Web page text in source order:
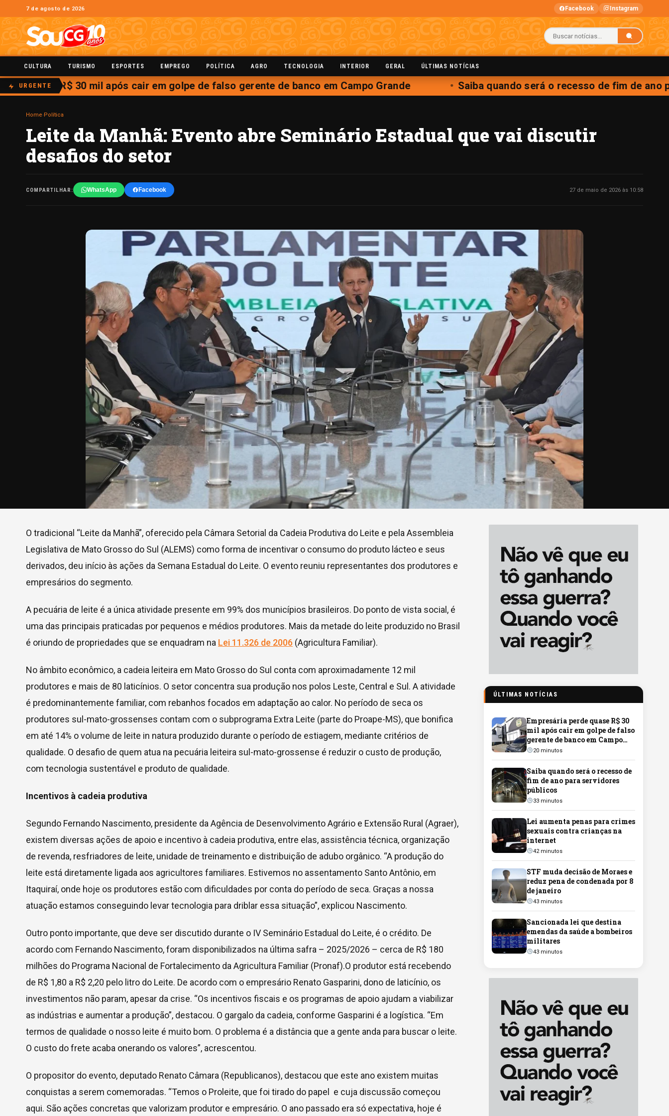
7 de agosto de 2026 Facebook Instagram
CULTURA TURISMO ESPORTES EMPREGO POLÍTICA AGRO TECNOLOGIA INTERIOR GERAL ÚLTIMAS NOTÍCIAS
URGENTE
quase R$ 30 mil após cair em golpe de falso gerente de banco em Campo Grande Saiba quando será o recesso de fim de ano
Home Política
Leite da Manhã: Evento abre Seminário Estadual que vai discutir
desafios do setor
COMPARTILHAR: WhatsApp Facebook 27 de maio de 2026 às 10:58
O tradicional “Leite da Manhã”, oferecido pela Câmara Setorial da Cadeia Produtiva do Leite e pela Assembleia
Legislativa de Mato Grosso do Sul (ALEMS) como forma de incentivar o consumo do produto lácteo e seus
derivados, deu início às ações da Semana Estadual do Leite. O evento reuniu representantes dos produtores e
empresários do segmento.
A pecuária de leite é a única atividade presente em 99% dos municípios brasileiros. Do ponto de vista social, é
uma das principais praticadas por pequenos e médios produtores. Mais da metade do leite produzido no Brasil
é oriundo de propriedades que se enquadram na Lei 11.326 de 2006 (Agricultura Familiar).
No âmbito econômico, a cadeia leiteira em Mato Grosso do Sul conta com aproximadamente 12 mil
produtores e mais de 80 laticínios. O setor concentra sua produção nos polos Leste, Central e Sul. A atividade
é predominantemente familiar, com rebanhos focados em adaptação ao calor. No período de seca os
produtores sul-mato-grossenses contam com o subprograma Extra Leite (parte do Proape-MS), que bonifica
em até 14% o volume de leite in natura produzido durante o período de estiagem, mediante critérios de
qualidade. O desafio de quem atua na pecuária leiteira sul-mato-grossense é reduzir o custo de produção,
com tecnologia sustentável e produto de qualidade.
Incentivos à cadeia produtiva
Segundo Fernando Nascimento, presidente da Agência de Desenvolvimento Agrário e Extensão Rural (Agraer),
existem diversas ações de apoio e incentivo à cadeia produtiva, entre elas, assistência técnica, organização
de revenda, resfriadores de leite, unidade de treinamento e distribuição de adubo orgânico. “A produção do
leite está diretamente ligada aos agricultores familiares. Estivemos no assentamento Santo Antônio, em
Itaquiraí, onde hoje os produtores estão com dificuldades por conta do período de seca. Graças a nossa
atuação estamos conseguindo levar tecnologia para driblar essa situação”, explicou Nascimento.
Outro ponto importante, que deve ser discutido durante o IV Seminário Estadual do Leite, é o crédito. De
acordo com Fernando Nascimento, foram disponibilizados na última safra – 2025/2026 – cerca de R$ 180
milhões do Programa Nacional de Fortalecimento da Agricultura Familiar (Pronaf).O produtor está recebendo
de R$ 1,80 a R$ 2,20 pelo litro do Leite. De acordo com o empresário Renato Gasparini, dono de laticínio, os
investimentos não param, apesar da crise. “Os incentivos fiscais e os programas de apoio ajudam a viabilizar
as indústrias e aumentar a produção”, destacou. O gargalo da cadeia, conforme Gasparini é a logística. “Em
termos de qualidade o nosso leite é muito bom. O problema é a distância que a gente anda para buscar o leite.
O custo do frete acaba onerando os valores”, acrescentou.
O propositor do evento, deputado Renato Câmara (Republicanos), destacou que este ano existem muitas
conquistas a serem comemoradas. “Temos o Proleite, que foi tirado do papel e cuja discussão começou
aqui. São ações concretas que valorizam produtor e empresário. O ano passado era só expectativa, hoje é
ÚLTIMAS NOTÍCIAS
Empresária perde quase R$ 30
mil após cair em golpe de falso
gerente de banco em Campo
Grande
20 minutos
Saiba quando será o recesso de
fim de ano para servidores
públicos
33 minutos
Lei aumenta penas para crimes
sexuais contra crianças na
internet
42 minutos
STF muda decisão de Moraes e
reduz pena de condenada por 8
de janeiro
43 minutos
Sancionada lei que destina
emendas da saúde a bombeiros
militares
43 minutos